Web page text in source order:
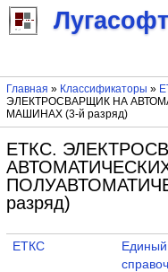
Лугасофт
Главная » Классификаторы »
ЭЛЕКТРОСВАРЩИК НА
МАШИНАХ (3-й разряд)
ЕТКС.
разряд)
ЕТКС